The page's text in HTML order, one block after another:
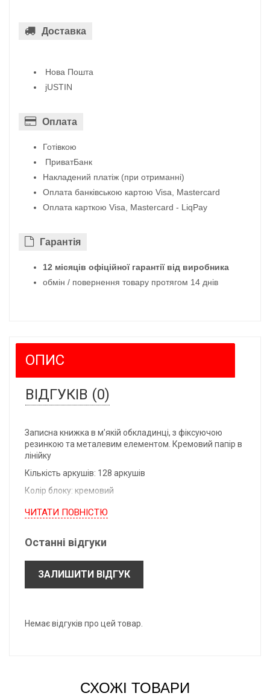
Доставка
Нова Пошта
jUSTIN
Оплата
Готівкою
ПриватБанк
Накладений платіж (при отриманні)
Оплата банківською картою Visa, Mastercard
Оплата карткою Visa, Mastercard - LiqPay
Гарантiя
12 місяців офіційної гарантії від виробника
обмін / повернення товару протягом 14 днів
ОПИС
ВІДГУКІВ (0)
Записна книжка в м’якій обкладинці, з фіксуючою
резинкою та металевим елементом. Кремовий папір в
лінійку
Кількість аркушів: 128 аркушів
Колір блоку: кремовий
Розмір виробу: 21 х 14,5
ТМ: Paperbook
Формат: А5
Щільність: 70 г/м2
ЧИТАТИ ПОВНIСТЮ
Останні відгуки
ЗАЛИШИТИ ВІДГУК
Немає відгуків про цей товар.
СХОЖІ ТОВАРИ